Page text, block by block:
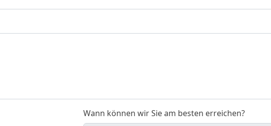
Wann können wir Sie am besten erreichen?